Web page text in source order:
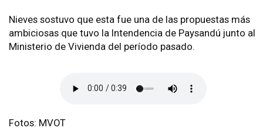
Nieves sostuvo que esta fue una de las propuestas más
ambiciosas que tuvo la Intendencia de Paysandú junto al
Ministerio de Vivienda del período pasado.
Fotos: MVOT